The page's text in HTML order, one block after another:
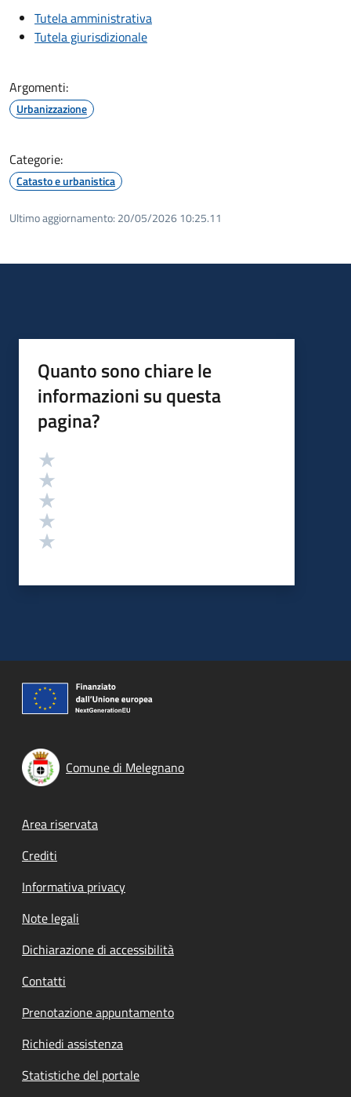
Tutela amministrativa
Tutela giurisdizionale
Argomenti:
Urbanizzazione
Categorie:
Catasto e urbanistica
Ultimo aggiornamento: 20/05/2026 10:25.11
Quanto sono chiare le
informazioni su questa
pagina?
Valutazione
Comune di Melegnano
Footer menu
Area riservata
Crediti
Informativa privacy
Note legali
Dichiarazione di accessibilità
Contatti
Prenotazione appuntamento
Richiedi assistenza
Statistiche del portale